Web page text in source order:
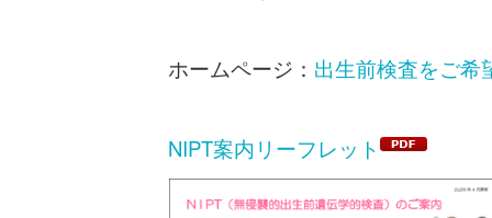
ホームページ： 出生前検査をご希
NIPT案内リーフレット